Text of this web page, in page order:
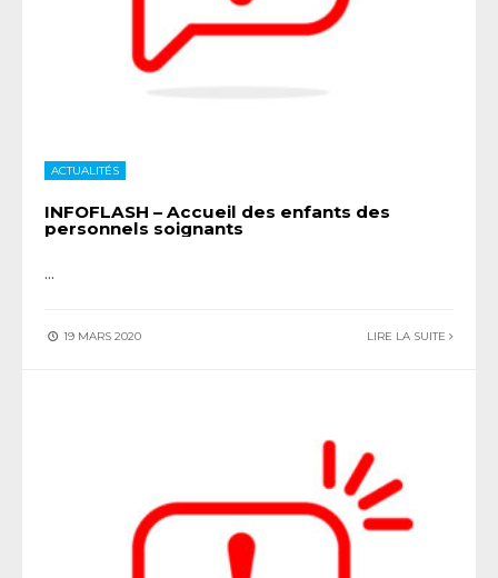
ACTUALITÉS
INFOFLASH – Accueil des enfants des
personnels soignants
...
19 MARS 2020 LIRE LA SUITE